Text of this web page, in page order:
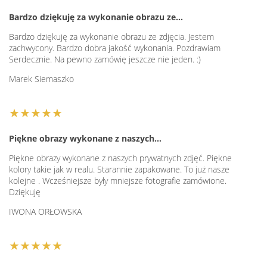
Bardzo dziękuję za wykonanie obrazu ze…
Bardzo dziękuję za wykonanie obrazu ze zdjęcia. Jestem
zachwycony. Bardzo dobra jakość wykonania. Pozdrawiam
Serdecznie. Na pewno zamówię jeszcze nie jeden. :)
Marek Siemaszko
★★★★★
Piękne obrazy wykonane z naszych…
Piękne obrazy wykonane z naszych prywatnych zdjęć. Piękne
kolory takie jak w realu. Starannie zapakowane. To już nasze
kolejne . Wcześniejsze były mniejsze fotografie zamówione.
Dziękuję
IWONA ORŁOWSKA
★★★★★